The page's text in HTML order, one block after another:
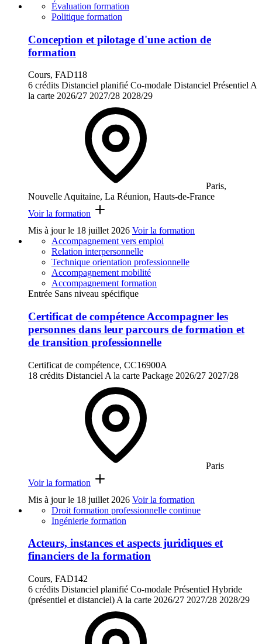
Évaluation formation
Politique formation
Conception et pilotage d'une action de
formation
Cours, FAD118
6 crédits Distanciel planifié Co-modale Distanciel Présentiel A
la carte 2026/27 2027/28 2028/29
Paris,
Nouvelle Aquitaine, La Réunion, Hauts-de-France
Voir la formation
Mis à jour le 18 juillet 2026 Voir la formation
Accompagnement vers emploi
Relation interpersonnelle
Technique orientation professionnelle
Accompagnement mobilité
Accompagnement formation
Entrée Sans niveau spécifique
Certificat de compétence Accompagner les
personnes dans leur parcours de formation et
de transition professionnelle
Certificat de compétence, CC16900A
18 crédits Distanciel A la carte Package 2026/27 2027/28
Paris
Voir la formation
Mis à jour le 18 juillet 2026 Voir la formation
Droit formation professionnelle continue
Ingénierie formation
Acteurs, instances et aspects juridiques et
financiers de la formation
Cours, FAD142
6 crédits Distanciel planifié Co-modale Présentiel Hybride
(présentiel et distanciel) A la carte 2026/27 2027/28 2028/29